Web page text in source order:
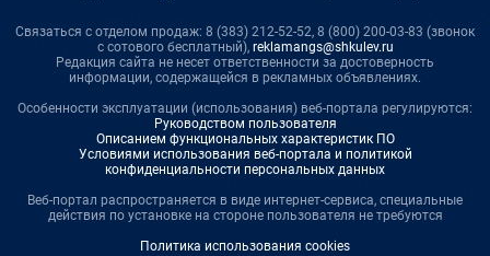
Связаться с отделом продаж: 8 (383) 212-52-52, 8 (800) 200-03-83 (звонок
с сотового бесплатный), reklamangs@shkulev.ru
Редакция сайта не несет ответственности за достоверность
информации, содержащейся в рекламных объявлениях.
Особенности эксплуатации (использования) веб-портала регулируются:
Руководством пользователя
Описанием функциональных характеристик ПО
Условиями использования веб-портала и политикой
конфиденциальности персональных данных
Веб-портал распространяется в виде интернет-сервиса, специальные
действия по установке на стороне пользователя не требуются
Политика использования cookies